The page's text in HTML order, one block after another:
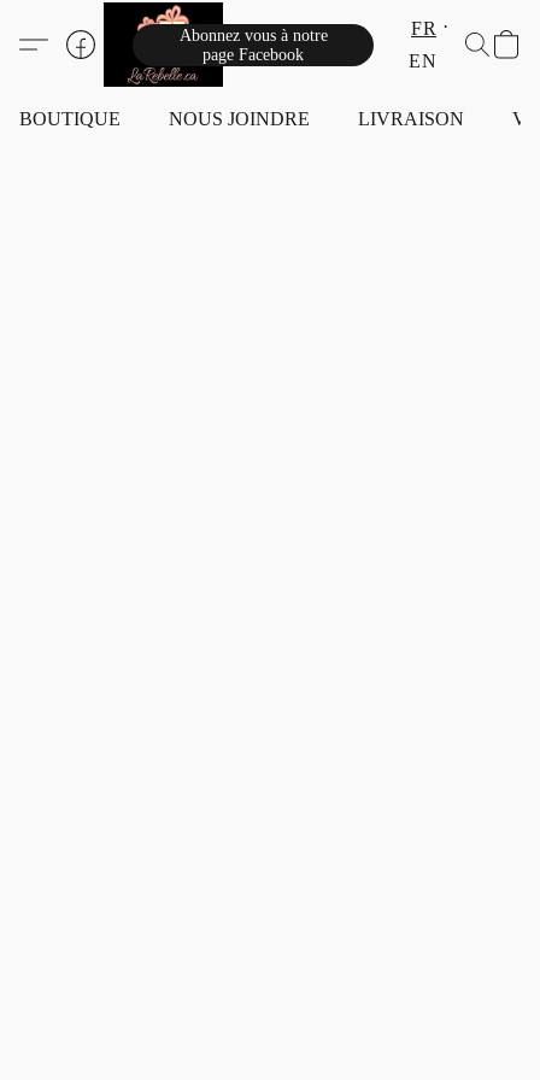
Abonnez vous à notre
page Facebook
FR
EN
BOUTIQUE NOUS JOINDRE LIVRAISON